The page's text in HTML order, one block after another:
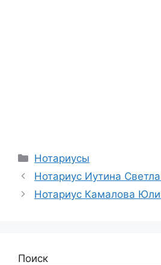
Рубрики
Нотариусы
Нотариус Иутина
Нотариус Камалова
Поиск